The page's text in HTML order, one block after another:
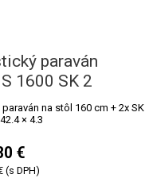
paraván
1600 SK 2
na stôl 160 cm + 2x SK
× 4.3
€
(s DPH)